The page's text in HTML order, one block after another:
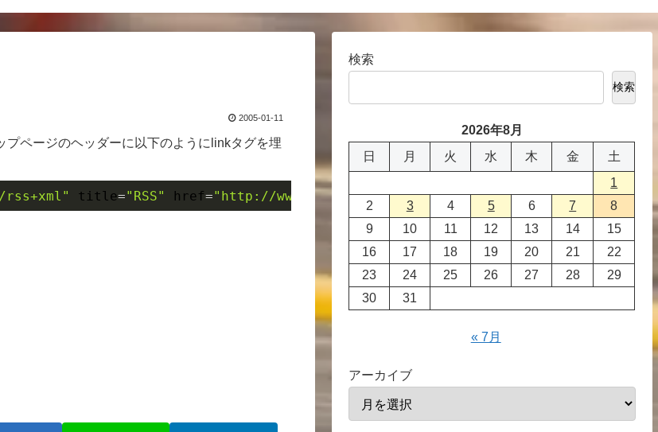
2005-01-11
ページのヘッダーに以下のようにlinkタグを埋
title="RSS" href="http://www.isisaka.com/rss/isisaka.xml" >
検索
検索
2026年8月
日
月 火 水 木 金
土
1
2
3 4 5 6 7
8
9
10 11 12 13 14
15
16
17 18 19 20 21
22
23
24 25 26 27 28
29
30
31
« 7月
アーカイブ